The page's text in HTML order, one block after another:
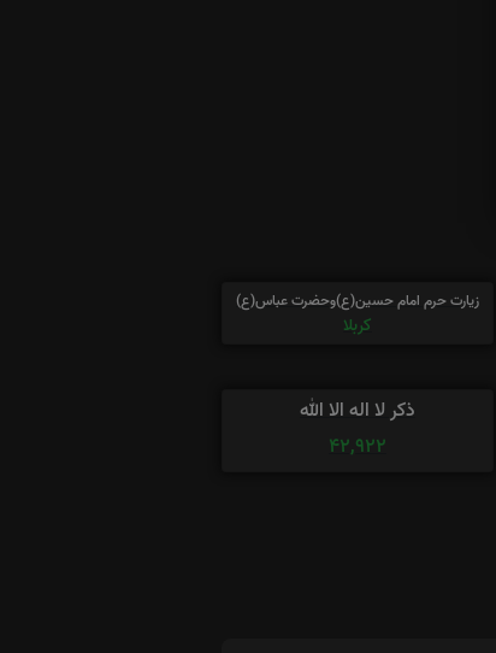
زیارت حرم امام حسین(ع)وحضرت عباس(ع)
کربلا
ذکر لا اله الا الله
42,922